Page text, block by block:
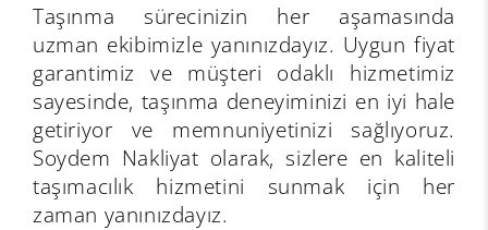
Taşınma sürecinizin her aşamasında
uzman ekibimizle yanınızdayız. Uygun fiyat
garantimiz ve müşteri odaklı hizmetimiz
sayesinde, taşınma deneyiminizi en iyi hale
getiriyor ve memnuniyetinizi sağlıyoruz.
Soydem Nakliyat olarak, sizlere en kaliteli
taşımacılık hizmetini sunmak için her
zaman yanınızdayız.